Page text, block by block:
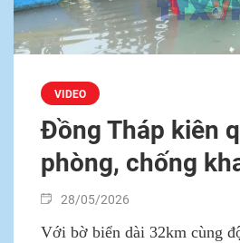
VIDEO
Đồng Tháp kiên
phòng, chống
28/05/2026
Với bờ biển dài 32km cùng